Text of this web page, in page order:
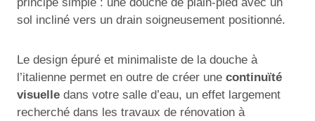
sol incliné vers un drain soigneusement positionné.
Le design épuré et minimaliste de la douche à
l’italienne permet en outre de créer une continuïté
visuelle dans votre salle d’eau, un effet largement
recherché dans les travaux de rénovation à